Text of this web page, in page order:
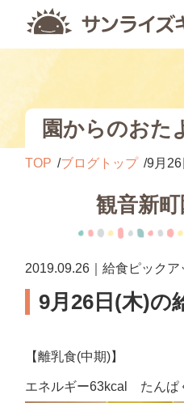
園からのおた
TOP ブログトップ 9月26
観音新
2019.09.26｜給食ピックア
9月26日(木)の
【離乳食(中期)】
エネルギー63kcal たん